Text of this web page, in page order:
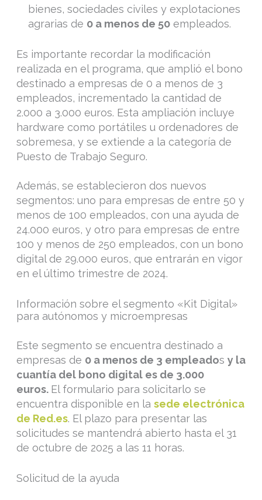
bienes, sociedades civiles y explotaciones
agrarias de 0 a menos de 50empleados.
Es importante recordar la modificación
realizada en el programa, que amplió el bono
destinado a empresas de 0 a menos de 3
empleados, incrementado la cantidad de
2.000 a 3.000 euros. Esta ampliación incluye
hardware como portátiles u ordenadores de
sobremesa, y se extiende a la categoría de
Puesto de Trabajo Seguro.
Además, se establecieron dos nuevos
segmentos: uno para empresas de entre 50 y
menos de 100 empleados, con una ayuda de
24.000 euros, y otro para empresas de entre
100 y menos de 250 empleados, con un bono
digital de 29.000 euros, que entrarán en vigor
en el último trimestre de 2024.
Información sobre el segmento «Kit Digital»
para autónomos y microempresas
Este segmento se encuentra destinado a
empresas de 0 a menos de 3 empleados y la
cuantía del bono digital es de 3.000
euros. El formulario para solicitarlo se
encuentra disponible en la sede electrónica
de Red.es. El plazo para presentar las
solicitudes se mantendrá abierto hasta el 31
de octubre de 2025 a las 11 horas.
Solicitud de la ayuda